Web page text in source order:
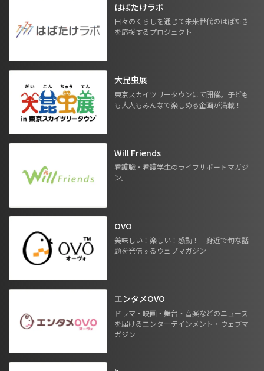
はばたけラボ
日々のくらしを通じて未来世代のはばたき
を応援するプロジェクト
大昆虫展
東京スカイツリータウンにて開催。子ども
も大人もみんなで楽しめる企画が満載！
Will Friends
看護職・看護学生のライフサポートマガジ
ン。
OVO
美味しい！楽しい！感動！ 身近で旬な話
題を発信するウェブマガジン
エンタメOVO
ドラマ・映画・舞台・音楽などのニュース
を届けるエンターテインメント・ウェブマ
ガジン